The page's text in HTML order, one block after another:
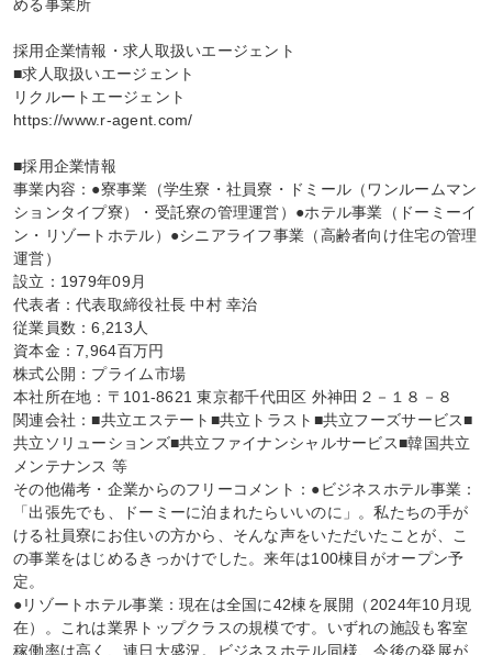
める事業所
採用企業情報・求人取扱いエージェント
■求人取扱いエージェント
リクルートエージェント
https://www.r-agent.com/
■採用企業情報
事業内容：●寮事業（学生寮・社員寮・ドミール（ワンルームマン
ションタイプ寮）・受託寮の管理運営）●ホテル事業（ドーミーイ
ン・リゾートホテル）●シニアライフ事業（高齢者向け住宅の管理
運営）
設立：1979年09月
代表者：代表取締役社長 中村 幸治
従業員数：6,213人
資本金：7,964百万円
株式公開：プライム市場
本社所在地：〒101-8621 東京都千代田区 外神田２－１８－８
関連会社：■共立エステート■共立トラスト■共立フーズサービス■
共立ソリューションズ■共立ファイナンシャルサービス■韓国共立
メンテナンス 等
その他備考・企業からのフリーコメント：●ビジネスホテル事業：
「出張先でも、ドーミーに泊まれたらいいのに」。私たちの手が
ける社員寮にお住いの方から、そんな声をいただいたことが、こ
の事業をはじめるきっかけでした。来年は100棟目がオープン予
定。
●リゾートホテル事業：現在は全国に42棟を展開（2024年10月現
在）。これは業界トップクラスの規模です。いずれの施設も客室
稼働率は高く、連日大盛況。ビジネスホテル同様、今後の発展が